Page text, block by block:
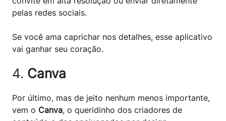
pelas redes sociais.
Se você ama caprichar nos detalhes, esse aplicativo
vai ganhar seu coração.
4. Canva
Por último, mas de jeito nenhum menos importante,
vem o Canva, o queridinho dos criadores de